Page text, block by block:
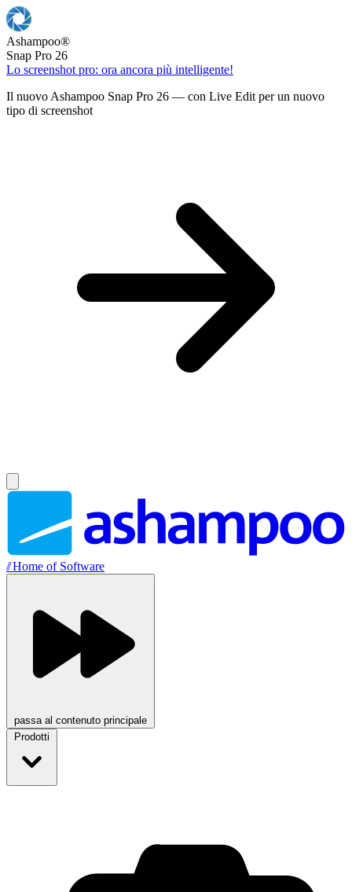
Ashampoo®
Snap Pro 26
Lo screenshot pro: ora ancora più intelligente!
Il nuovo Ashampoo Snap Pro 26 — con Live Edit per un nuovo
tipo di screenshot
//Home of Software
passa al contenuto principale
Prodotti